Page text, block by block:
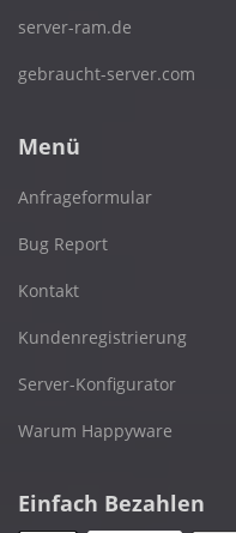
server-ram.de
gebraucht-server.com
Menü
Anfrageformular
Bug Report
Kontakt
Kundenregistrierung
Server-Konfigurator
Warum Happyware
Einfach Bezahlen